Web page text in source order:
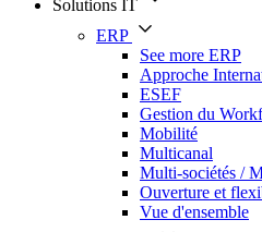
Solutions IT
ERP
See more ERP
Approche
ESEF
Gestion du
Mobilité
Multicanal
Multi-sociétés /
Ouverture et
Vue d'ensemble